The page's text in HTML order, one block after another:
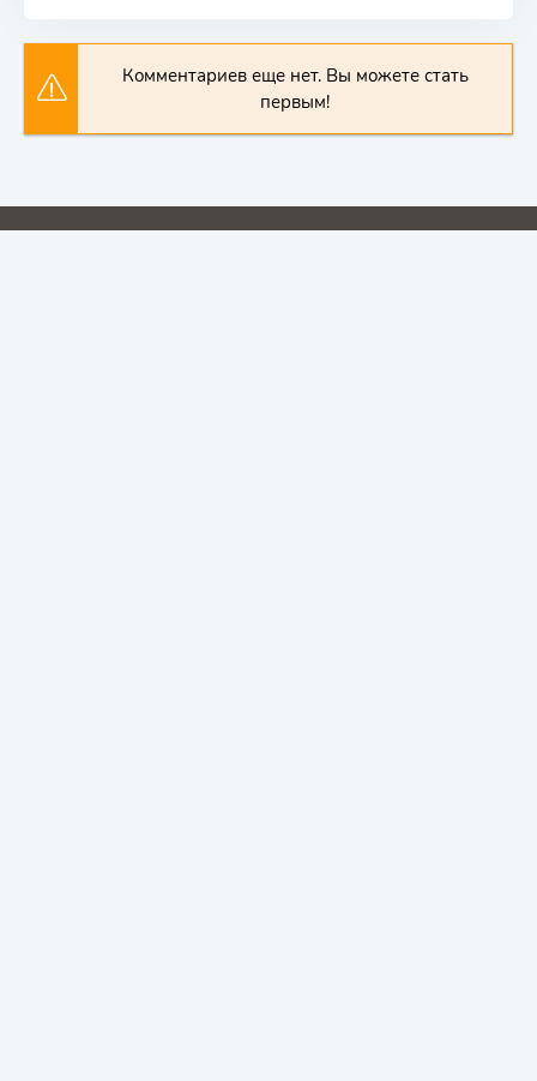
Комментариев еще нет. Вы можете стать
первым!